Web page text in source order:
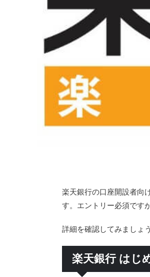
楽天銀行の口座開設者向
す。エントリー必須です
詳細を確認してみましょう
楽天銀行 はじ